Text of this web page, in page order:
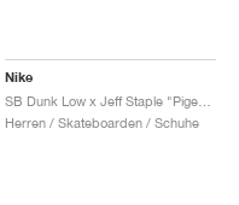
Nike
SB Dunk Low x Jeff Staple "Pigeon"
Herren / Skateboarden / Schuhe